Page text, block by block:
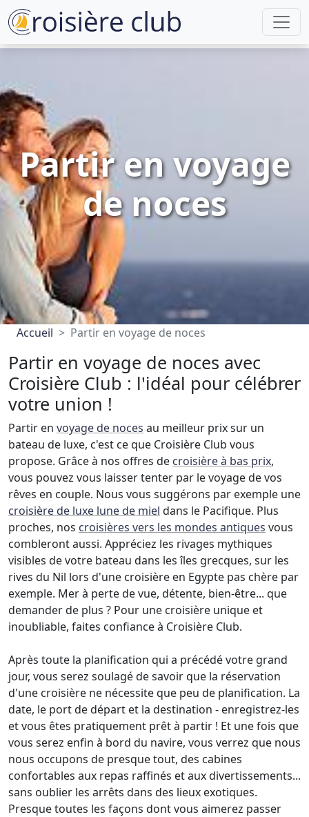
Partir en voyage
de noces
Accueil Partir en voyage de noces
Partir en voyage de noces avec
Croisière Club : l'idéal pour célébrer
votre union !
Partir en voyage de noces au meilleur prix sur un
bateau de luxe, c'est ce que Croisière Club vous
propose. Grâce à nos offres de croisière à bas prix,
vous pouvez vous laisser tenter par le voyage de vos
rêves en couple. Nous vous suggérons par exemple une
croisière de luxe lune de miel dans le Pacifique. Plus
proches, nos croisières vers les mondes antiques vous
combleront aussi. Appréciez les rivages mythiques
visibles de votre bateau dans les îles grecques, sur les
rives du Nil lors d'une croisière en Egypte pas chère par
exemple. Mer à perte de vue, détente, bien-être... que
demander de plus ? Pour une croisière unique et
inoubliable, faites confiance à Croisière Club.
Après toute la planification qui a précédé votre grand
jour, vous serez soulagé de savoir que la réservation
d'une croisière ne nécessite que peu de planification. La
date, le port de départ et la destination - enregistrez-les
et vous êtes pratiquement prêt à partir ! Et une fois que
vous serez enfin à bord du navire, vous verrez que nous
nous occupons de presque tout, des cabines
confortables aux repas raffinés et aux divertissements...
sans oublier les arrêts dans des lieux exotiques.
Presque toutes les façons dont vous aimerez passer